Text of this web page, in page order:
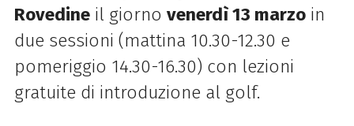
Rovedineil giorno venerdì 13 marzoin
due sessioni (mattina 10.30-12.30 e
pomeriggio 14.30-16.30) con lezioni
gratuite di introduzione al golf.